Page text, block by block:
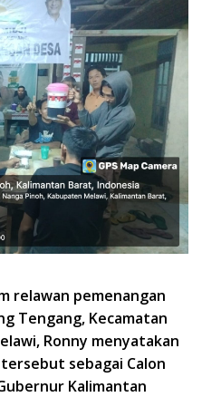
relawan pemenangan
Tengang, Kecamatan
Ronny menyatakan
sebagai Calon
Kalimantan